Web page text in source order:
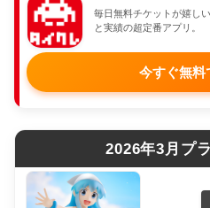
毎日無料チケットが嬉し
と実績の超定番アプリ。
今すぐ無料
2026年3月プ